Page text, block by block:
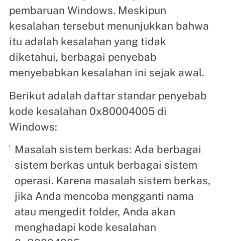
pembaruan Windows. Meskipun
kesalahan tersebut menunjukkan bahwa
itu adalah kesalahan yang tidak
diketahui, berbagai penyebab
menyebabkan kesalahan ini sejak awal.
Berikut adalah daftar standar penyebab
kode kesalahan 0x80004005 di
Windows:
Masalah sistem berkas: Ada berbagai
sistem berkas untuk berbagai sistem
operasi. Karena masalah sistem berkas,
jika Anda mencoba mengganti nama
atau mengedit folder, Anda akan
menghadapi kode kesalahan